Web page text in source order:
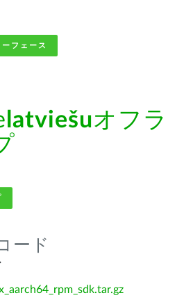
フェース
latviešuオフラ
ード